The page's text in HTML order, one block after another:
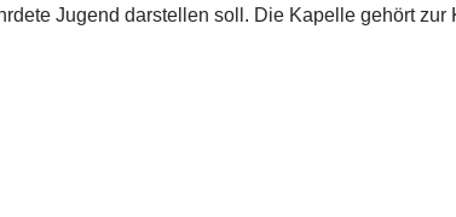
Jugend darstellen soll. Die Kapelle gehört zur